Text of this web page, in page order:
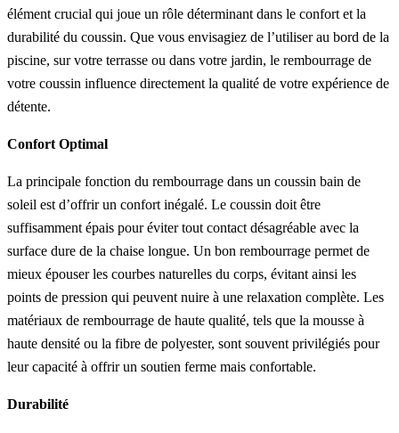
élément crucial qui joue un rôle déterminant dans le confort et la
durabilité du coussin. Que vous envisagiez de l’utiliser au bord de la
piscine, sur votre terrasse ou dans votre jardin, le rembourrage de
votre coussin influence directement la qualité de votre expérience de
détente.
Confort Optimal
La principale fonction du rembourrage dans un coussin bain de
soleil est d’offrir un confort inégalé. Le coussin doit être
suffisamment épais pour éviter tout contact désagréable avec la
surface dure de la chaise longue. Un bon rembourrage permet de
mieux épouser les courbes naturelles du corps, évitant ainsi les
points de pression qui peuvent nuire à une relaxation complète. Les
matériaux de rembourrage de haute qualité, tels que la mousse à
haute densité ou la fibre de polyester, sont souvent privilégiés pour
leur capacité à offrir un soutien ferme mais confortable.
Durabilité